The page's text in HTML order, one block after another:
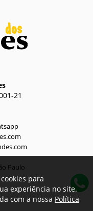
21
Paulo
para
experiência no site.
com a nossa Política